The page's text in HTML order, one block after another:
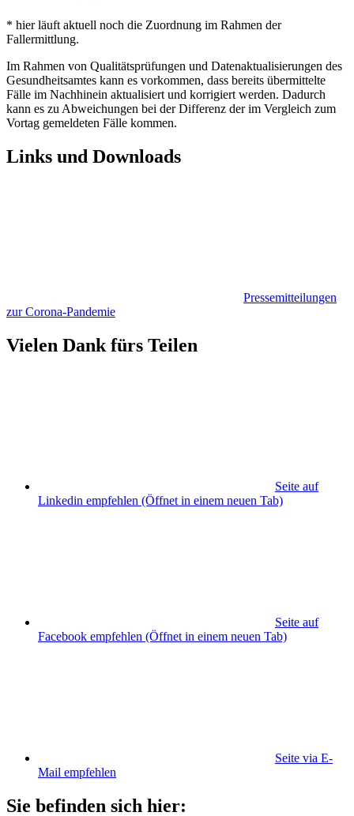
* hier läuft aktuell noch die Zuordnung im Rahmen der
Fallermittlung.
Im Rahmen von Qualitätsprüfungen und Datenaktualisierungen des
Gesundheitsamtes kann es vorkommen, dass bereits übermittelte
Fälle im Nachhinein aktualisiert und korrigiert werden. Dadurch
kann es zu Abweichungen bei der Differenz der im Vergleich zum
Vortag gemeldeten Fälle kommen.
Links und Downloads
Pressemitteilungen
zur Corona-Pandemie
Vielen Dank fürs Teilen
Seite auf
Linkedin empfehlen (Öffnet in einem neuen Tab)
Seite auf
Facebook empfehlen (Öffnet in einem neuen Tab)
Seite via E-
Mail empfehlen
Sie befinden sich hier: